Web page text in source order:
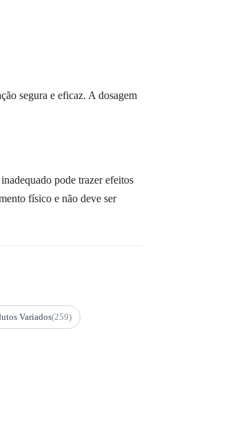
segura e eficaz. A dosagem
pode trazer efeitos
físico e não deve ser
Variados(259)